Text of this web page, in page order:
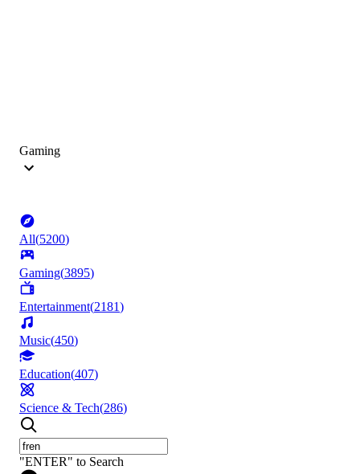
Gaming
All(5200)
Gaming(3895)
Entertainment(2181)
Music(450)
Education(407)
Science & Tech(286)
"ENTER" to Search